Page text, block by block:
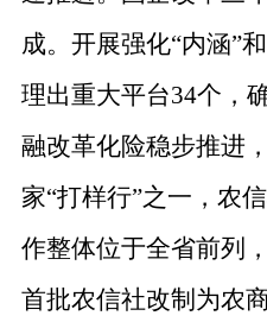
成。开展强化“内涵”和
理出重大平台34个，
融改革化险稳步推进
家“打样行”之一，农
作整体位于全省前列
首批农信社改制为农